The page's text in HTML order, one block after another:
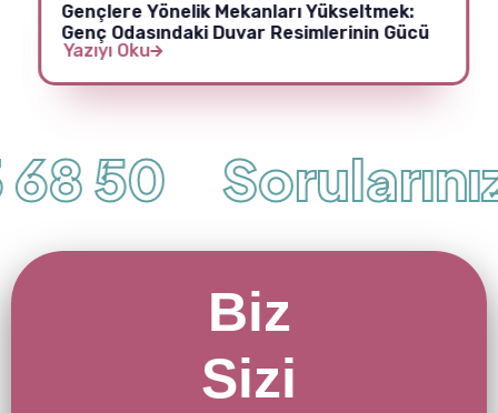
Gençlere Yönelik Mekanları Yükseltmek:
Genç Odasındaki Duvar Resimlerinin Gücü
Yazıyı Oku
50
Biz
Sizi